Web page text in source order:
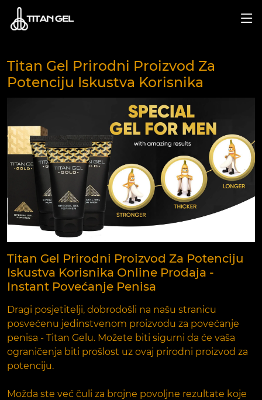
Titan Gel Prirodni Proizvod Za
Potenciju Iskustva Korisnika
Titan Gel Prirodni Proizvod Za Potenciju
Iskustva Korisnika Online Prodaja -
Instant Povećanje Penisa
Dragi posjetitelji, dobrodošli na našu stranicu
posvećenu jedinstvenom proizvodu za povećanje
penisa - Titan Gelu. Možete biti sigurni da će vaša
ograničenja biti prošlost uz ovaj prirodni proizvod za
potenciju.
Možda ste već čuli za brojne povoljne rezultate koje